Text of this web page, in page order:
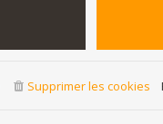
Supprimer les cookies